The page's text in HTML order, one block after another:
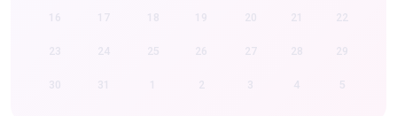
21 22
27 28 29
3 4 5